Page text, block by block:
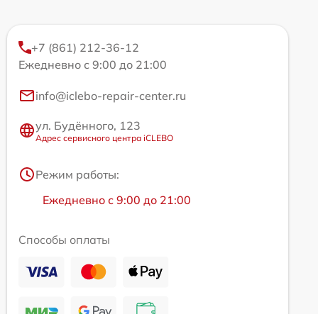
+7 (861) 212-36-12
Ежедневно с 9:00 до 21:00
info@iclebo-repair-center.ru
ул. Будённого, 123
Адрес сервисного центра iCLEBO
Режим работы:
Ежедневно с 9:00 до 21:00
Способы оплаты